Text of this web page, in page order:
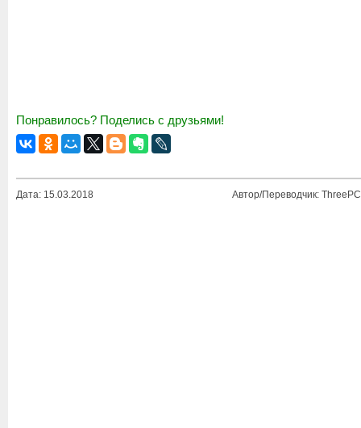
Понравилось? Поделись с друзьями!
Дата: 15.03.2018 Автор/Переводчик: ThreePC